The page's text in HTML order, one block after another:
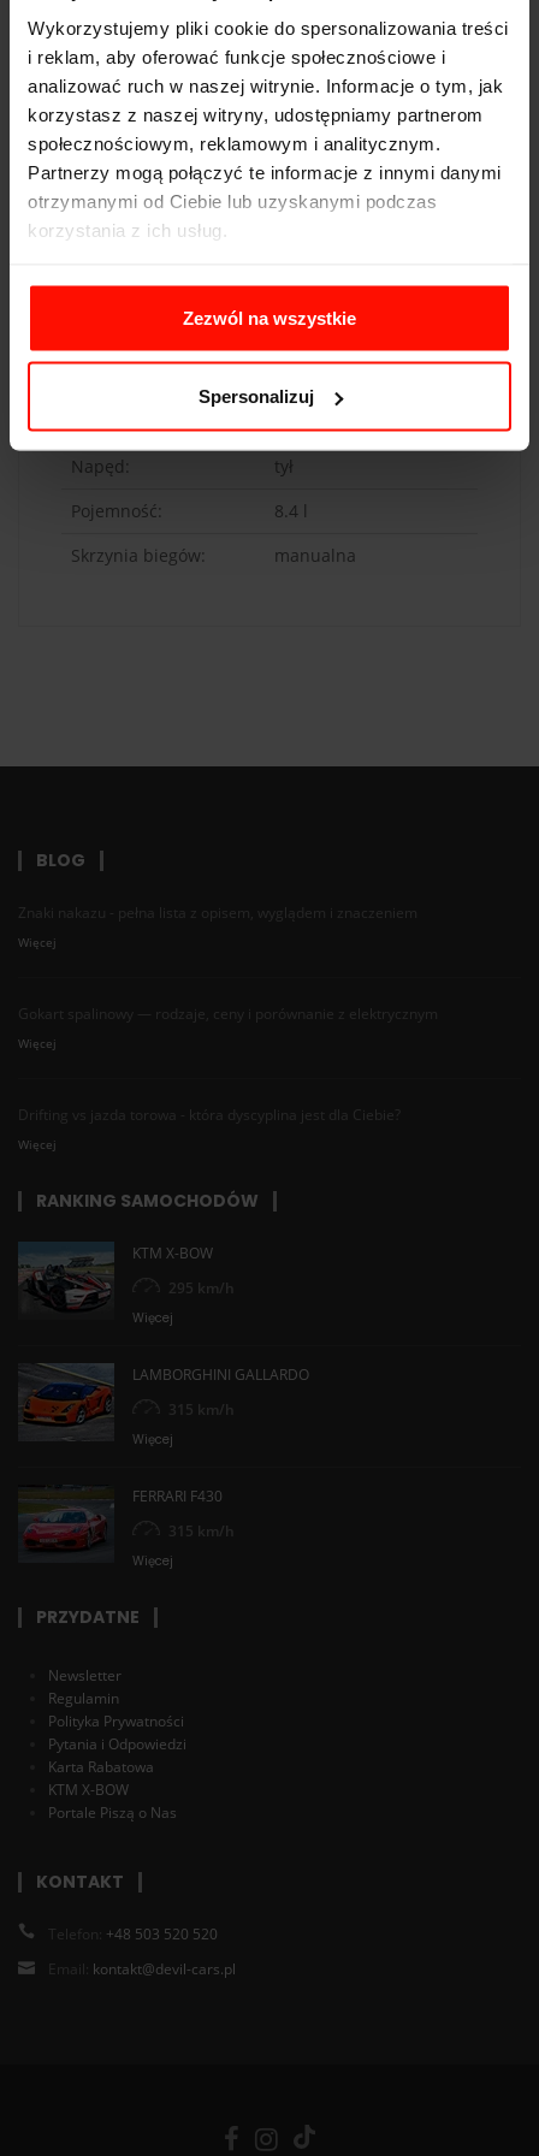
Wykorzystujemy pliki cookie do spersonalizowania treści
i reklam, aby oferować funkcje społecznościowe i
analizować ruch w naszej witrynie. Informacje o tym, jak
korzystasz z naszej witryny, udostępniamy partnerom
społecznościowym, reklamowym i analitycznym.
Partnerzy mogą połączyć te informacje z innymi danymi
otrzymanymi od Ciebie lub uzyskanymi podczas
korzystania z ich usług.
Zezwól na wszystkie
Spersonalizuj
autem, będą wspomnieniem na całe życie.
DANE TECHNICZNE
Przyspieszenie:
3.9s do 100 km/h
Prędkość max:
325km/h
Napęd:
tył
Pojemność:
8.4 l
Skrzynia biegów:
manualna
BLOG
Znaki nakazu - pełna lista z opisem, wyglądem i znaczeniem
Więcej
Gokart spalinowy — rodzaje, ceny i porównanie z elektrycznym
Więcej
Drifting vs jazda torowa - która dyscyplina jest dla Ciebie?
Więcej
RANKING SAMOCHODÓW
KTM X-BOW
295 km/h
Więcej
LAMBORGHINI GALLARDO
315 km/h
Więcej
FERRARI F430
315 km/h
Więcej
PRZYDATNE
Newsletter
Regulamin
Polityka Prywatności
Pytania i Odpowiedzi
Karta Rabatowa
KTM X-BOW
Portale Piszą o Nas
KONTAKT
Telefon: +48 503 520 520
Email: kontakt@devil-cars.pl